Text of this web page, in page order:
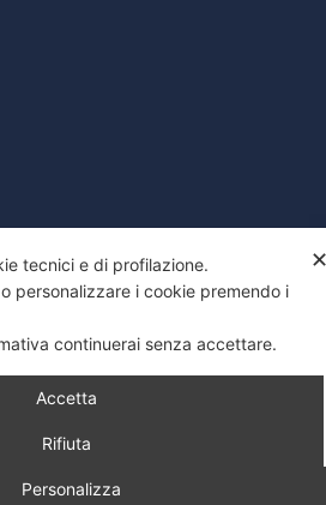
Tutti i diritti riservati
tecnici e di profilazione.
personalizzare i cookie premendo i
continuerai senza accettare.
Accetta
Rifiuta
Personalizza